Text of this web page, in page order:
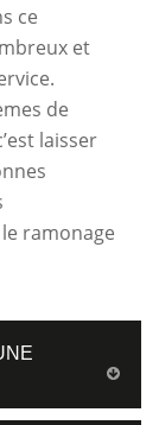
ce
et
de
laisser
ramonage